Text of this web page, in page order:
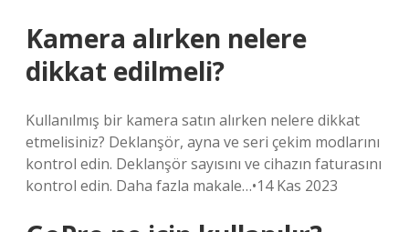
Kamera alırken nelere
dikkat edilmeli?
Kullanılmış bir kamera satın alırken nelere dikkat
etmelisiniz? Deklanşör, ayna ve seri çekim modlarını
kontrol edin. Deklanşör sayısını ve cihazın faturasını
kontrol edin. Daha fazla makale…•14 Kas 2023